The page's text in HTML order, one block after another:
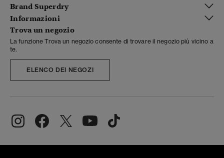
Brand Superdry
Informazioni
Trova un negozio
La funzione Trova un negozio consente di trovare il negozio più vicino a
te.
ELENCO DEI NEGOZI